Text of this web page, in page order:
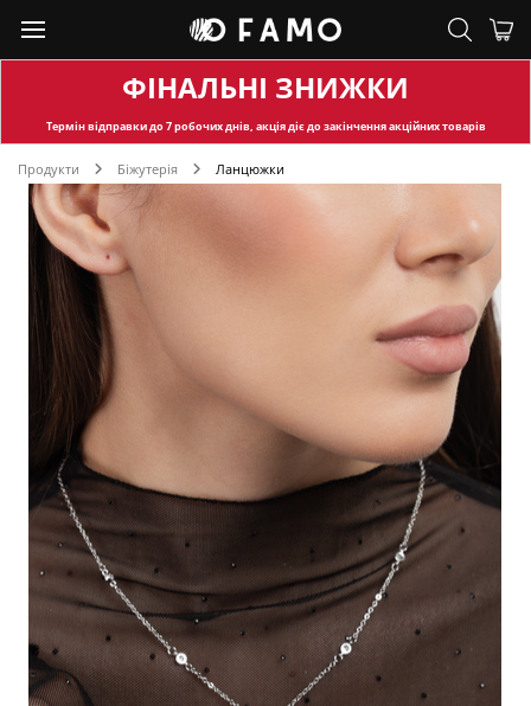
ФІНАЛЬНІ ЗНИЖКИ
Термін відправкидо 7 робочих днів, акція діє до закінчення акційних товарів
Продукти Біжутерія Ланцюжки